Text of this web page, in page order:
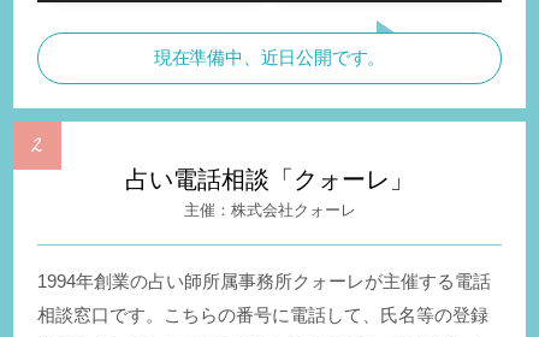
現在準備中、近日公開です。
占い電話相談「クォーレ」
株式会社クォーレ
1994年創業の占い師所属事務所クォーレが主催する電話
相談窓口です。こちらの番号に電話して、氏名等の登録